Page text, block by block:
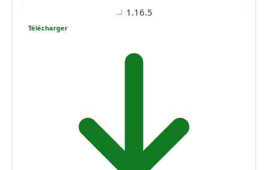
1.16.5
Télécharger